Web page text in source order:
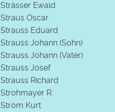
Strässer Ewald
Straus Oscar
Strauss Eduard
Strauss Johann (Sohn)
Strauss Johann (Vater)
Strauss Josef
Strauss Richard
Strohmayer R.
Strom Kurt